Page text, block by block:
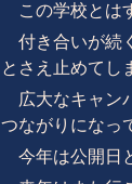
この学校とは
付き合いが続
とさえ止めてし
広大なキャン
つながりになっ
今年は公開日